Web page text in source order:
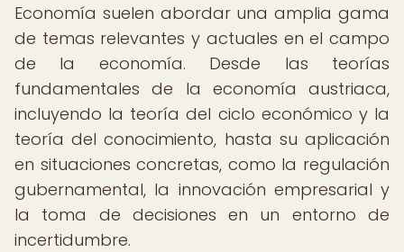
Economía suelen abordar una amplia gama
de temas relevantes y actuales en el campo
de la economía. Desde las teorías
fundamentales de la economía austriaca,
incluyendo la teoría del ciclo económico y la
teoría del conocimiento, hasta su aplicación
en situaciones concretas, como la regulación
gubernamental, la innovación empresarial y
la toma de decisiones en un entorno de
incertidumbre.